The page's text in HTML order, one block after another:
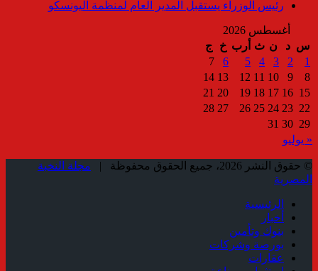
رئيس الوزراء يستقبل المدير العام لمنظمة اليونسكو
أغسطس 2026
س د ن ث أرب خ
ج
1
2
3
4
5
6
7
8
9
10
11
12
13
14
15
16
17
18
19
20
21
22
23
24
25
26
27
28
29
30
31
« يوليو
© حقوق النشر 2026، جميع الحقوق محفوظة |
مجلة النخبة
المصرية
الرئيسية
أخبار
بنوك وتأمين
بورصة وشركات
عقارات